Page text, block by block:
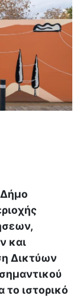
Δήμο
και
Δικτύων
το ιστορικό